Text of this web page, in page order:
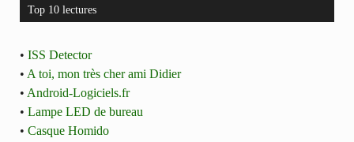
Top 10 lectures
• ISS Detector
• A toi, mon très cher ami Didier
• Android-Logiciels.fr
• Lampe LED de bureau
• Casque Homido